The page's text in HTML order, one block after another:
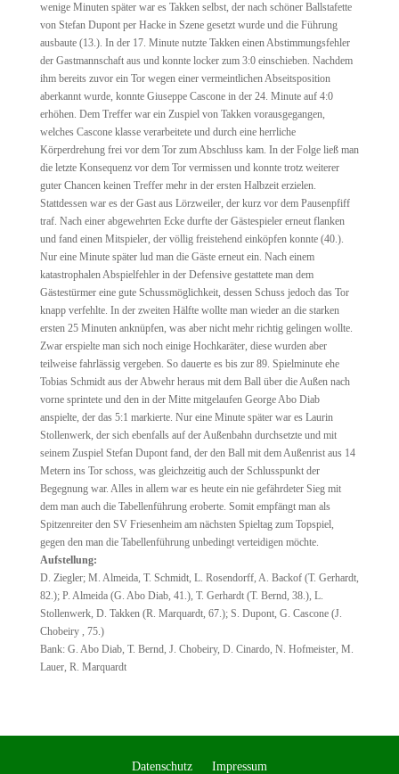
wenige Minuten später war es Takken selbst, der nach schöner Ballstafette
von Stefan Dupont per Hacke in Szene gesetzt wurde und die Führung
ausbaute (13.). In der 17. Minute nutzte Takken einen Abstimmungsfehler
der Gastmannschaft aus und konnte locker zum 3:0 einschieben. Nachdem
ihm bereits zuvor ein Tor wegen einer vermeintlichen Abseitsposition
aberkannt wurde, konnte Giuseppe Cascone in der 24. Minute auf 4:0
erhöhen. Dem Treffer war ein Zuspiel von Takken vorausgegangen,
welches Cascone klasse verarbeitete und durch eine herrliche
Körperdrehung frei vor dem Tor zum Abschluss kam. In der Folge ließ man
die letzte Konsequenz vor dem Tor vermissen und konnte trotz weiterer
guter Chancen keinen Treffer mehr in der ersten Halbzeit erzielen.
Stattdessen war es der Gast aus Lörzweiler, der kurz vor dem Pausenpfiff
traf. Nach einer abgewehrten Ecke durfte der Gästespieler erneut flanken
und fand einen Mitspieler, der völlig freistehend einköpfen konnte (40.).
Nur eine Minute später lud man die Gäste erneut ein. Nach einem
katastrophalen Abspielfehler in der Defensive gestattete man dem
Gästestürmer eine gute Schussmöglichkeit, dessen Schuss jedoch das Tor
knapp verfehlte. In der zweiten Hälfte wollte man wieder an die starken
ersten 25 Minuten anknüpfen, was aber nicht mehr richtig gelingen wollte.
Zwar erspielte man sich noch einige Hochkaräter, diese wurden aber
teilweise fahrlässig vergeben. So dauerte es bis zur 89. Spielminute ehe
Tobias Schmidt aus der Abwehr heraus mit dem Ball über die Außen nach
vorne sprintete und den in der Mitte mitgelaufen George Abo Diab
anspielte, der das 5:1 markierte. Nur eine Minute später war es Laurin
Stollenwerk, der sich ebenfalls auf der Außenbahn durchsetzte und mit
seinem Zuspiel Stefan Dupont fand, der den Ball mit dem Außenrist aus 14
Metern ins Tor schoss, was gleichzeitig auch der Schlusspunkt der
Begegnung war. Alles in allem war es heute ein nie gefährdeter Sieg mit
dem man auch die Tabellenführung eroberte. Somit empfängt man als
Spitzenreiter den SV Friesenheim am nächsten Spieltag zum Topspiel,
gegen den man die Tabellenführung unbedingt verteidigen möchte.
Aufstellung:
D. Ziegler; M. Almeida, T. Schmidt, L. Rosendorff, A. Backof (T. Gerhardt,
82.); P. Almeida (G. Abo Diab, 41.), T. Gerhardt (T. Bernd, 38.), L.
Stollenwerk, D. Takken (R. Marquardt, 67.); S. Dupont, G. Cascone (J.
Chobeiry , 75.)
Bank: G. Abo Diab, T. Bernd, J. Chobeiry, D. Cinardo, N. Hofmeister, M.
Lauer, R. Marquardt
Datenschutz Impressum